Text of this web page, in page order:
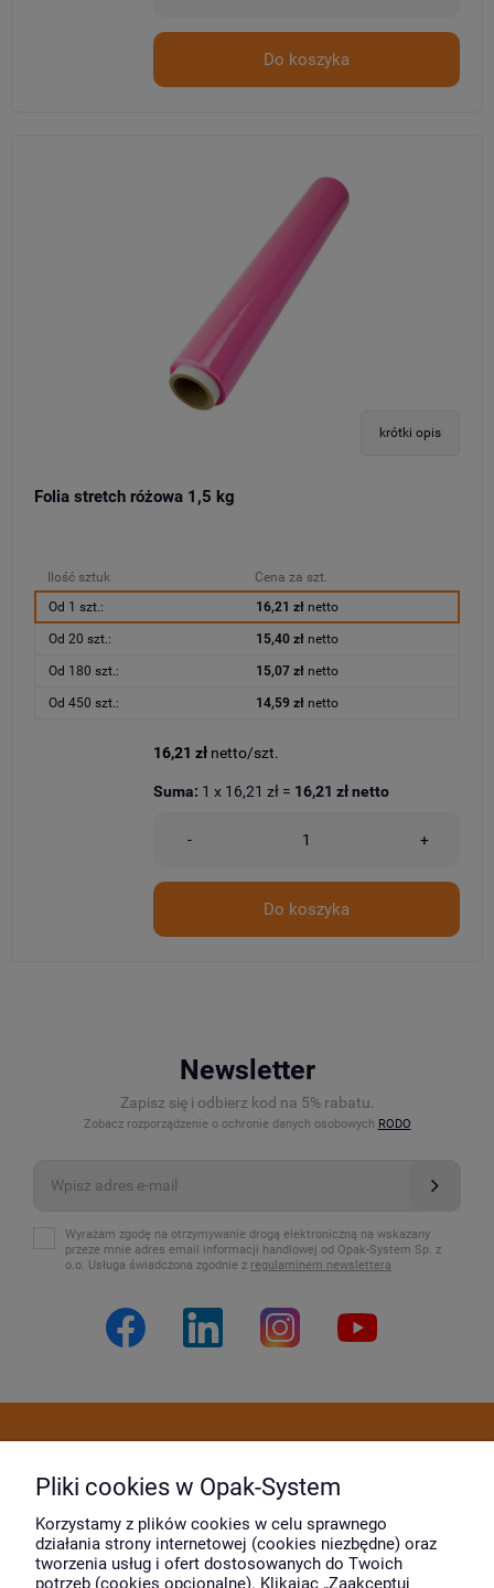
Do koszyka
krótki opis
Folia stretch różowa 1,5 kg
Ilość sztuk
Cena za szt.
Od 1 szt.:
16,21 złnetto
Od 20 szt.: 15,40 złnetto
Od 180 szt.: 15,07 złnetto
Od 450 szt.: 14,59 złnetto
16,21 zł netto/szt.
- +
Do koszyka
Suma: 1 x 16,21 zł = 16,21 złnetto
Newsletter
Zapisz się i odbierz kod na 5% rabatu.
Zobacz rozporządzenie o ochronie danych osobowych RODO
Wyrażam zgodę na otrzymywanie drogą elektroniczną na wskazany
przeze mnie adres email informacji handlowej od Opak-System Sp. z
o.o. Usługa świadczona zgodnie z regulaminem newslettera
Moje konto
Pliki cookies w Opak-System
Korzystamy z plików cookies w celu sprawnego
działania strony internetowej (cookies niezbędne) oraz
tworzenia usług i ofert dostosowanych do Twoich
potrzeb (cookies opcjonalne). Klikając „Zaakceptuj